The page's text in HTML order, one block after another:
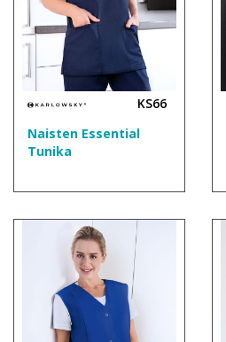
KS66
Naisten Essential
Tunika